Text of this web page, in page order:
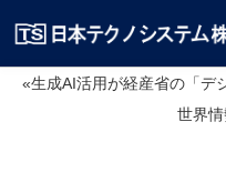
«生成AI活用が経産省の「デ
世界